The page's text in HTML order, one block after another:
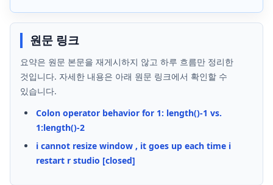
원문 링크
요약은 원문 본문을 재게시하지 않고 하루 흐름만 정리한
것입니다. 자세한 내용은 아래 원문 링크에서 확인할 수
있습니다.
Colon operator behavior for 1: length()-1 vs.
1:length()-2
i cannot resize window , it goes up each time i
restart r studio [closed]